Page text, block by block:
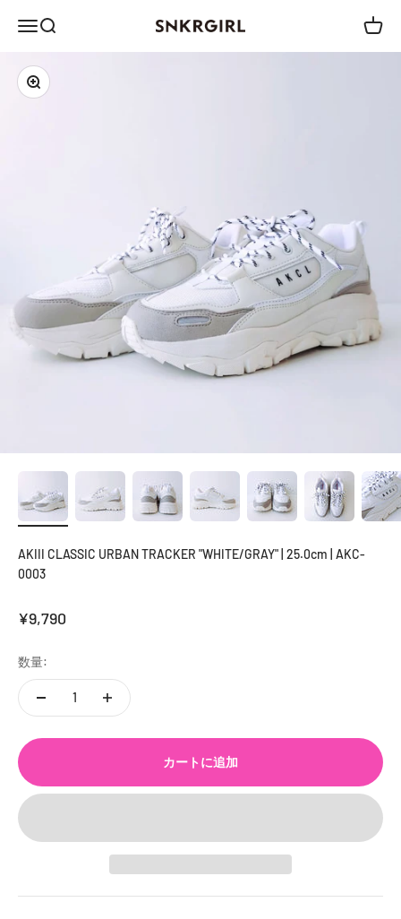
メニュー
検索 SNKRGIRL STORE カート
ズームイン
AKIII CLASSIC URBAN TRACKER "WHITE/GRAY" | 25.0cm | AKC-
0003
セール価格
¥9,790
数量:
カートに追加